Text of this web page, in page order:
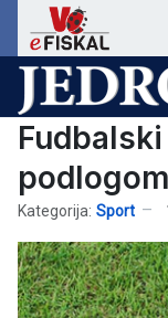
Kategorija: Sport